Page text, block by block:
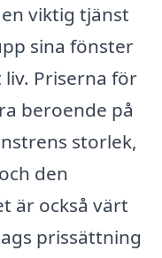
viktig tjänst
sina fönster
Priserna för
beroende på
storlek,
den
är också värt
prissättning